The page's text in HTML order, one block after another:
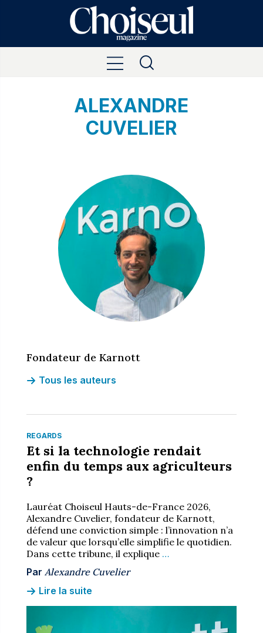
ALEXANDRE
CUVELIER
Fondateur de Karnott
Tous les auteurs
REGARDS
Et si la technologie rendait
enfin du temps aux agriculteurs
?
Lauréat Choiseul Hauts-de-France 2026,
Alexandre Cuvelier, fondateur de Karnott,
défend une conviction simple : l’innovation n’a
de valeur que lorsqu’elle simplifie le quotidien.
Dans cette tribune, il explique …
Par Alexandre Cuvelier
Lire la suite